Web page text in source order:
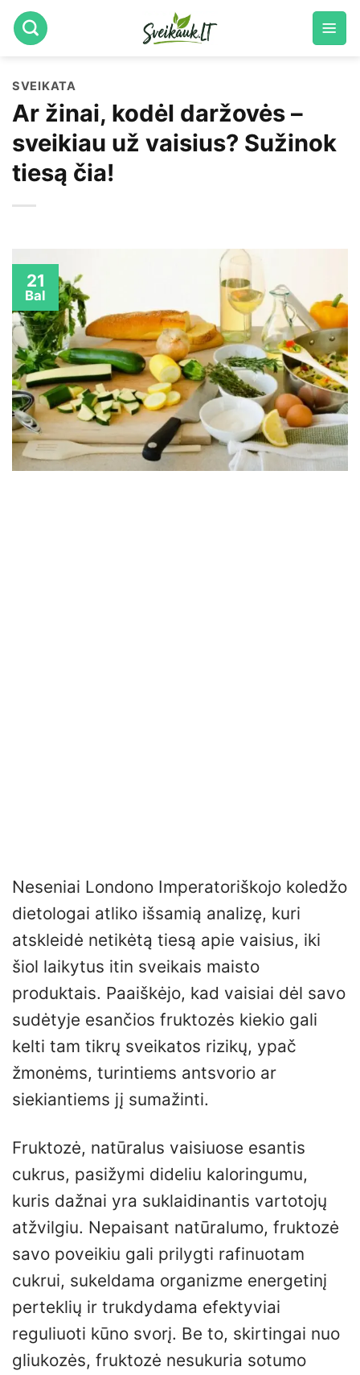
Skip
to
SVEIKATA
Ar žinai, kodėl daržovės –
sveikiau už vaisius? Sužinok
tiesą čia!
21
Bal
Neseniai Londono Imperatoriškojo koledžo
dietologai atliko išsamią analizę, kuri
atskleidė netikėtą tiesą apie vaisius, iki
šiol laikytus itin sveikais maisto
produktais. Paaiškėjo, kad vaisiai dėl savo
sudėtyje esančios fruktozės kiekio gali
kelti tam tikrų sveikatos rizikų, ypač
žmonėms, turintiems antsvorio ar
siekiantiems jį sumažinti.
Fruktozė, natūralus vaisiuose esantis
cukrus, pasižymi dideliu kaloringumu,
kuris dažnai yra suklaidinantis vartotojų
atžvilgiu. Nepaisant natūralumo, fruktozė
savo poveikiu gali prilygti rafinuotam
cukrui, sukeldama organizme energetinį
perteklių ir trukdydama efektyviai
reguliuoti kūno svorį. Be to, skirtingai nuo
gliukozės, fruktozė nesukuria sotumo